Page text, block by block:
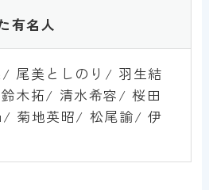
有名人
尾美としのり/ 羽生結
木拓/ 清水希容/ 桜田
菊地英昭/ 松尾諭/ 伊